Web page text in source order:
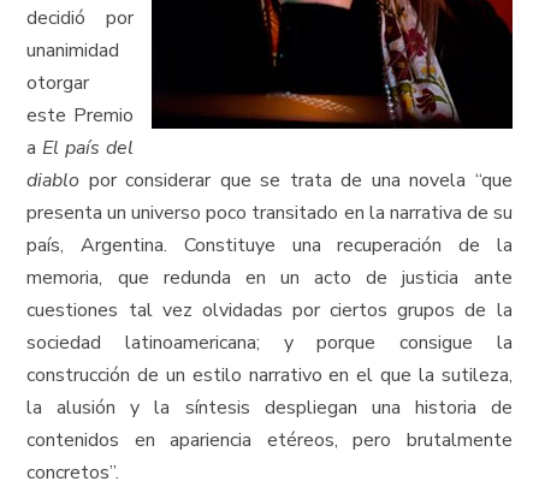
decidió por
unanimidad
otorgar
este Premio
aEl país del
diablo por considerar que se trata de una novela “que
presenta un universo poco transitado en la narrativa de su
país, Argentina. Constituye una recuperación de la
memoria, que redunda en un acto de justicia ante
cuestiones tal vez olvidadas por ciertos grupos de la
sociedad latinoamericana; y porque consigue la
construcción de un estilo narrativo en el que la sutileza,
la alusión y la síntesis despliegan una historia de
contenidos en apariencia etéreos, pero brutalmente
concretos”.